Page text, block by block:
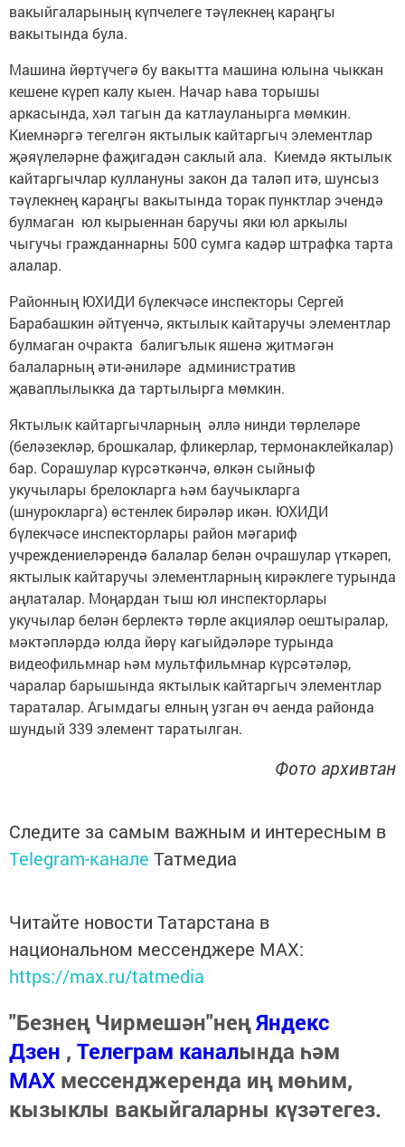
вакыйгаларының күпчелеге тәүлекнең караңгы
вакытында була.
Машина йөртүчегә бу вакытта машина юлына чыккан
кешене күреп калу кыен. Начар һава торышы
аркасында, хәл тагын да катлауланырга мөмкин.
Киемнәргә тегелгән яктылык кайтаргыч элементлар
җәяүлеләрне фаҗигадән саклый ала. Киемдә яктылык
кайтаргычлар куллануны закон да таләп итә, шунсыз
тәүлекнең караңгы вакытында торак пунктлар эчендә
булмаган юл кырыеннан баручы яки юл аркылы
чыгучы гражданнарны 500 сумга кадәр штрафка тарта
алалар.
Районның ЮХИДИ бүлекчәсе инспекторы Сергей
Барабашкин әйтүенчә, яктылык кайтаручы элементлар
булмаган очракта балигълык яшенә җитмәгән
балаларның әти-әниләре административ
җаваплылыкка да тартылырга мөмкин.
Яктылык кайтаргычларның әллә нинди төрлеләре
(беләзекләр, брошкалар, фликерлар, термонаклейкалар)
бар. Сорашулар күрсәткәнчә, өлкән сыйныф
укучылары брелокларга һәм баучыкларга
(шнурокларга) өстенлек бирәләр икән. ЮХИДИ
бүлекчәсе инспекторлары район мәгариф
учреждениеләрендә балалар белән очрашулар үткәреп,
яктылык кайтаручы элементларның кирәклеге турында
аңлаталар. Моңардан тыш юл инспекторлары
укучылар белән берлектә төрле акцияләр оештыралар,
мәктәпләрдә юлда йөрү кагыйдәләре турында
видеофильмнар һәм мультфильмнар күрсәтәләр,
чаралар барышында яктылык кайтаргыч элементлар
тараталар. Агымдагы елның узган өч аенда районда
шундый 339 элемент таратылган.
Фото архивтан
Следите за самым важным и интересным в
Telegram-канале Татмедиа
Читайте новости Татарстана в
национальном мессенджере MАХ:
https://max.ru/tatmedia
"Безнең Чирмешән"неңЯндекс
Дзен , Телеграм каналында һәм
МАХ мессенджеренда иң мөһим,
кызыклы вакыйгаларны күзәтегез.